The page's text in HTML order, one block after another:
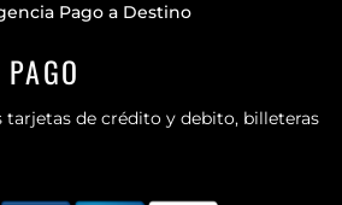
Pago a Destino
tarjetas de crédito y debito, billeteras